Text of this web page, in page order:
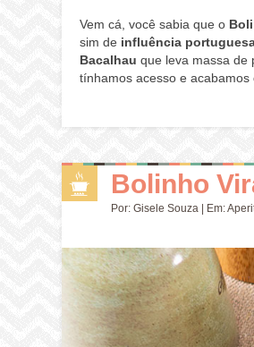
Vem cá, você sabia que o
sim de influência
Bacalhau que leva massa de
tínhamos acesso e
Bolinho
Por: Gisele Souza| Em: